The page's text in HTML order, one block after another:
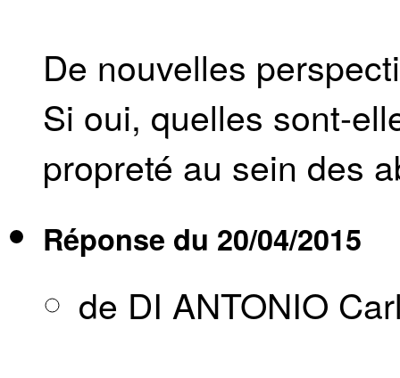
De nouvelles
Si oui, quelles sont-
propreté au sein des
Réponse du 20/04/2015
de DI ANTONIO